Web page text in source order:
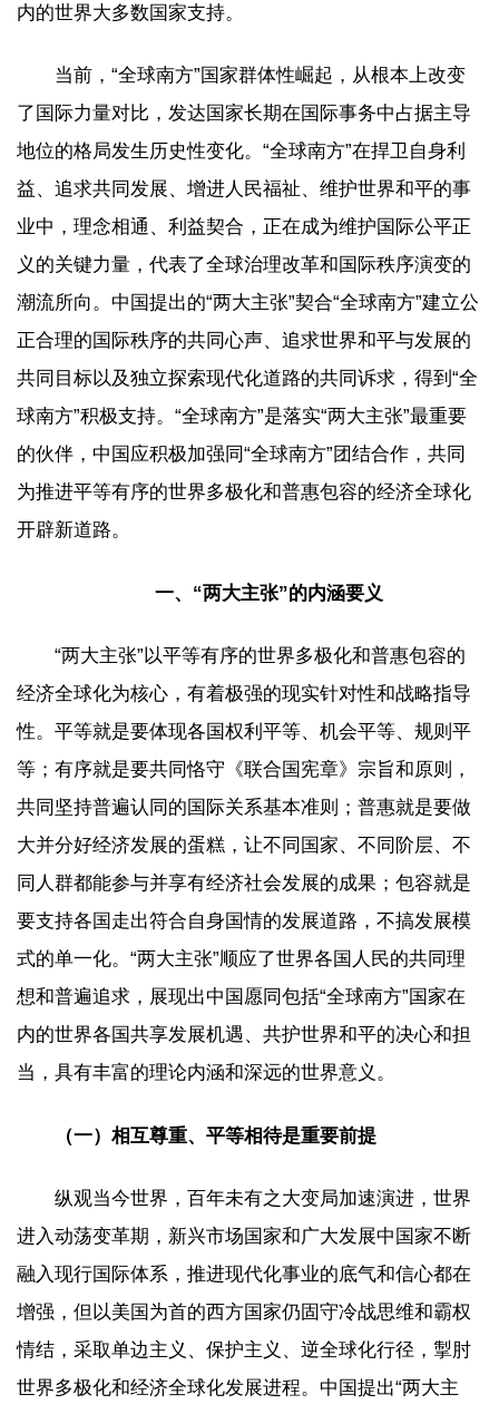
内的世界大多数国家支持。
当前，“全球南方”国家群体性崛起，从根本上改变
了国际力量对比，发达国家长期在国际事务中占据主导
地位的格局发生历史性变化。“全球南方”在捍卫自身利
益、追求共同发展、增进人民福祉、维护世界和平的事
业中，理念相通、利益契合，正在成为维护国际公平正
义的关键力量，代表了全球治理改革和国际秩序演变的
潮流所向。中国提出的“两大主张”契合“全球南方”建立公
正合理的国际秩序的共同心声、追求世界和平与发展的
共同目标以及独立探索现代化道路的共同诉求，得到“全
球南方”积极支持。“全球南方”是落实“两大主张”最重要
的伙伴，中国应积极加强同“全球南方”团结合作，共同
为推进平等有序的世界多极化和普惠包容的经济全球化
开辟新道路。
一、“两大主张”的内涵要义
“两大主张”以平等有序的世界多极化和普惠包容的
经济全球化为核心，有着极强的现实针对性和战略指导
性。平等就是要体现各国权利平等、机会平等、规则平
等；有序就是要共同恪守《联合国宪章》宗旨和原则，
共同坚持普遍认同的国际关系基本准则；普惠就是要做
大并分好经济发展的蛋糕，让不同国家、不同阶层、不
同人群都能参与并享有经济社会发展的成果；包容就是
要支持各国走出符合自身国情的发展道路，不搞发展模
式的单一化。“两大主张”顺应了世界各国人民的共同理
想和普遍追求，展现出中国愿同包括“全球南方”国家在
内的世界各国共享发展机遇、共护世界和平的决心和担
当，具有丰富的理论内涵和深远的世界意义。
（一）相互尊重、平等相待是重要前提
纵观当今世界，百年未有之大变局加速演进，世界
进入动荡变革期，新兴市场国家和广大发展中国家不断
融入现行国际体系，推进现代化事业的底气和信心都在
增强，但以美国为首的西方国家仍固守冷战思维和霸权
情结，采取单边主义、保护主义、逆全球化行径，掣肘
世界多极化和经济全球化发展进程。中国提出“两大主